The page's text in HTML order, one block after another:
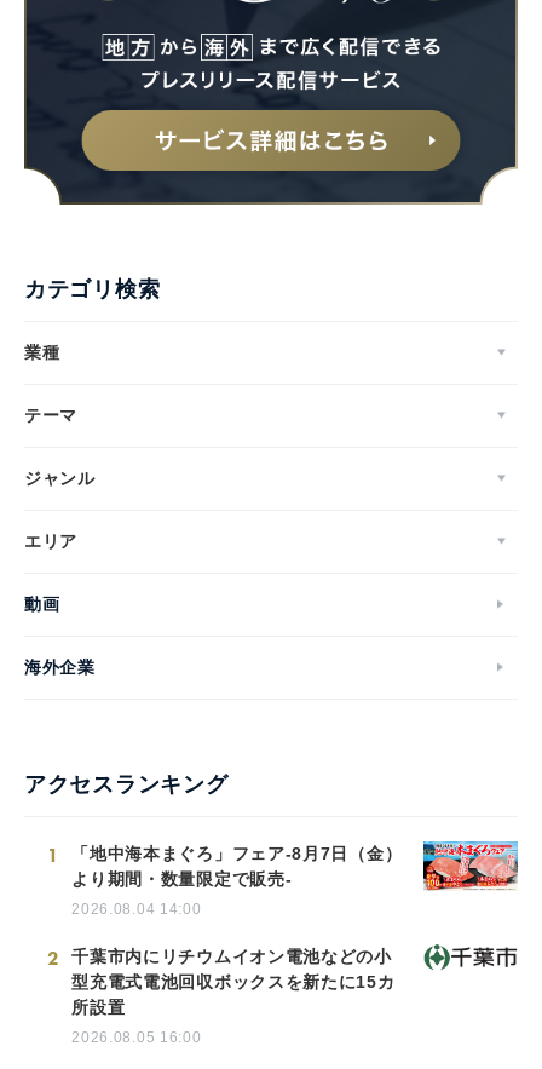
カテゴリ検索
業種
テーマ
ジャンル
エリア
動画
海外企業
アクセスランキング
1
「地中海本まぐろ」フェア-8月7日（金）
より期間・数量限定で販売-
2026.08.04 14:00
2
千葉市内にリチウムイオン電池などの小
型充電式電池回収ボックスを新たに15カ
所設置
2026.08.05 16:00